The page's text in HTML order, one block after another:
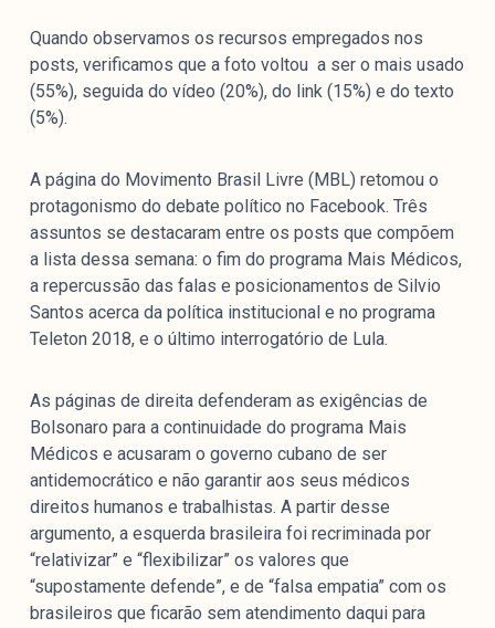
Quando observamos os recursos empregados nos
posts, verificamos que a foto voltou a ser o mais usado
(55%), seguida do vídeo (20%), do link (15%) e do texto
(5%).
A página do Movimento Brasil Livre (MBL) retomou o
protagonismo do debate político no Facebook. Três
assuntos se destacaram entre os posts que compõem
a lista dessa semana: o fim do programa Mais Médicos,
a repercussão das falas e posicionamentos de Silvio
Santos acerca da política institucional e no programa
Teleton 2018, e o último interrogatório de Lula.
As páginas de direita defenderam as exigências de
Bolsonaro para a continuidade do programa Mais
Médicos e acusaram o governo cubano de ser
antidemocrático e não garantir aos seus médicos
direitos humanos e trabalhistas. A partir desse
argumento, a esquerda brasileira foi recriminada por
“relativizar” e “flexibilizar” os valores que
“supostamente defende”, e de “falsa empatia” com os
brasileiros que ficarão sem atendimento daqui para